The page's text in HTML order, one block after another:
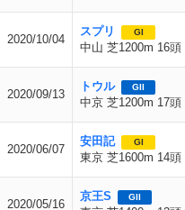
2020/10/04
スプリ GI
中山 芝1200m 16頭
2020/09/13
トウル GII
中京 芝1200m 17頭
2020/06/07
安田記 GI
東京 芝1600m 14頭
2020/05/16
京王S GII